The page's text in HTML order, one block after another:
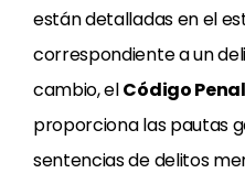
están detalladas en el
correspondiente a un
cambio, elCódigo
proporciona las pautas
sentencias de delitos